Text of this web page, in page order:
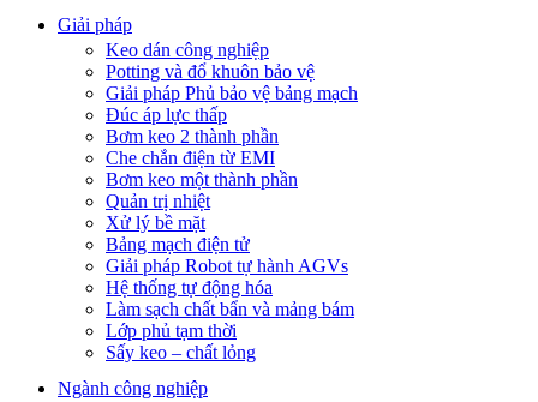
Giải pháp
Keo dán công nghiệp
Potting và đổ khuôn bảo vệ
Giải pháp Phủ bảo vệ bảng mạch
Đúc áp lực thấp
Bơm keo 2 thành phần
Che chắn điện từ EMI
Bơm keo một thành phần
Quản trị nhiệt
Xử lý bề mặt
Bảng mạch điện tử
Giải pháp Robot tự hành AGVs
Hệ thống tự động hóa
Làm sạch chất bẩn và mảng bám
Lớp phủ tạm thời
Sấy keo – chất lỏng
Ngành công nghiệp